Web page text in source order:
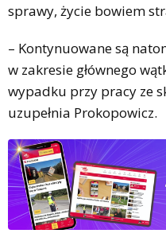
sprawy, życie bowiem
– Kontynuowane są
w zakresie głównego
wypadku przy pracy ze
uzupełnia Prokopowicz.